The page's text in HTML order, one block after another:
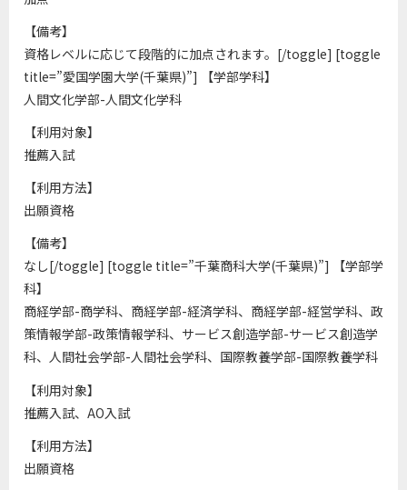
【備考】
資格レベルに応じて段階的に加点されます。[/toggle] [toggle
title=”愛国学園大学(千葉県)”] 【学部学科】
人間文化学部-人間文化学科
【利用対象】
推薦入試
【利用方法】
出願資格
【備考】
なし[/toggle] [toggle title=”千葉商科大学(千葉県)”] 【学部学
科】
商経学部-商学科、商経学部-経済学科、商経学部-経営学科、政
策情報学部-政策情報学科、サービス創造学部-サービス創造学
科、人間社会学部-人間社会学科、国際教養学部-国際教養学科
【利用対象】
推薦入試、AO入試
【利用方法】
出願資格